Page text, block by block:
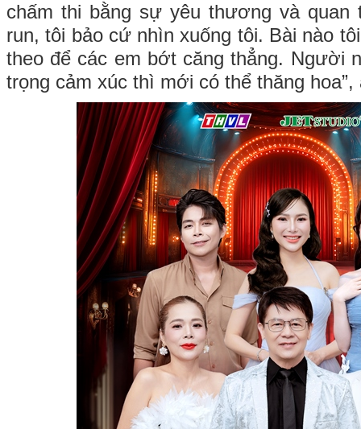
chấm thi bằng sự yêu thương và quan
run, tôi bảo cứ nhìn xuống tôi. Bài nào
theo để các em bớt căng thẳng. Người
trọng cảm xúc thì mới có thể thăng hoa”,